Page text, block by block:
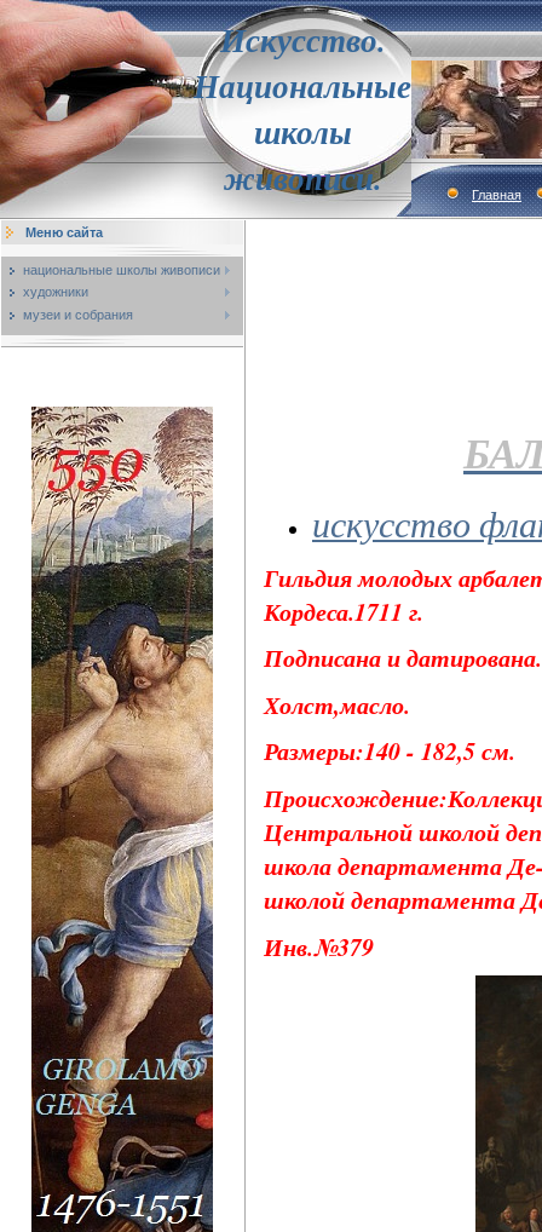
Искусство.
Национальные
школы
живописи.
Главная
Меню сайта
национальные школы живописи
художники
музеи и собрания
искусство
Гильдия молодых
Кордеса.1711 г.
Подписана и датирована.
Холст,масло.
Размеры:140 - 182,5 см.
Центральной школой
школа департамента
школой департамента
Инв.№379